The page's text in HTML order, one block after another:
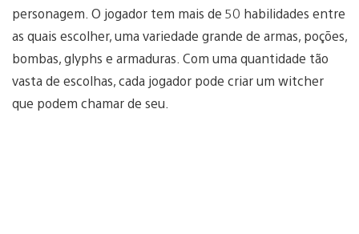
personagem. O jogador tem mais de 50 habilidades entre
as quais escolher, uma variedade grande de armas, poções,
bombas, glyphs e armaduras. Com uma quantidade tão
vasta de escolhas, cada jogador pode criar um witcher
que podem chamar de seu.